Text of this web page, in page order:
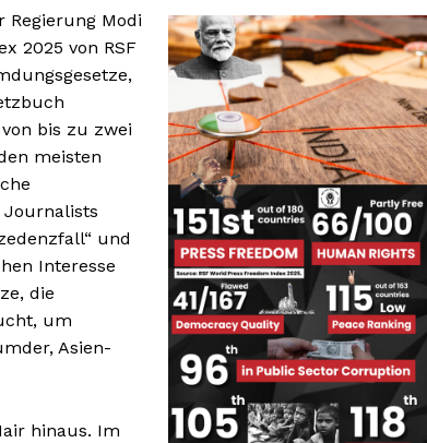
Regierung Modi
2025 von RSF
bis zu zwei
meisten
Journalists
und
Interesse
die
um
Asien-
hinaus. Im